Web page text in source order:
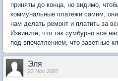
приняты до конца, но видимо,
коммунальные платежи самим,
нам делать ремонт и платить за
Извините, что так сумбурно все
под впечатлением, что заветные
Эля
23 Nov 2007